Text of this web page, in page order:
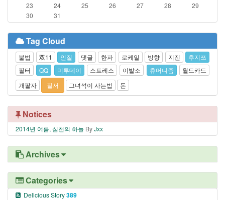
23
24 25 26 27 28
29
30
31
Tag Cloud
불법 双11 인질 댓글 한파 로케일 방향 지진
후지쯔
필터
QQ 미투데이 스트레스 이발소 휴머니즘
월드카드
개팔자
질서 그녀석이 사는법 돈
Notices
2014년 여름, 심천의 하늘 ByJxx
Archives
Categories
Delicious Story389